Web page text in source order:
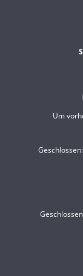
Um
Klicken, um
Geschlossen:
Klicken, um